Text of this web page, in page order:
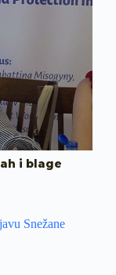
i blage